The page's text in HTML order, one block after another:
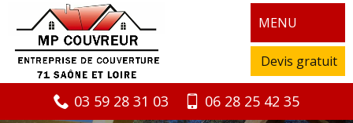
MENU
Devis gratuit
03 59 28 31 03 06 28 25 42 35